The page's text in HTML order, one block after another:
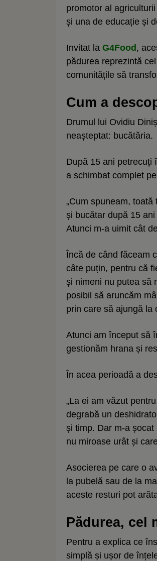
promotor al
și una de educație și
Invitat la G4Food ,
pădurea reprezintă
comunitățile să
Cum a
Drumul lui Ovidiu
neașteptat: bucătăria.
După 15 ani petrecuți
a schimbat complet
„Cum spuneam,
și bucătar după 15
Atunci m-a uimit cât
Încă de când făceam
câte puțin, pentru că
și nimeni nu putea să
posibil să aruncăm
prin care să ajungă la
Atunci am început să
gestionăm hrana și
În acea perioadă a
„La ei am văzut
degrabă un
și timp. Dar m-a
nu miroase urât și
Asocierea pe care o
la pubelă sau de la
aceste resturi pot
Pădurea, cel
Pentru a explica ce
simplă și ușor de